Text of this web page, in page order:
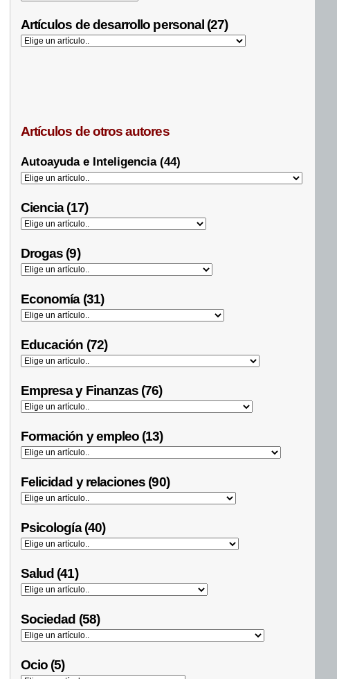
Artículos de desarrollo personal (27)
Artículos de otros autores
Autoayuda e Inteligencia (44)
Ciencia (17)
Drogas (9)
Economía (31)
Educación (72)
Empresa y Finanzas (76)
Formación y empleo (13)
Felicidad y relaciones (90)
Psicología (40)
Salud (41)
Sociedad (58)
Ocio (5)